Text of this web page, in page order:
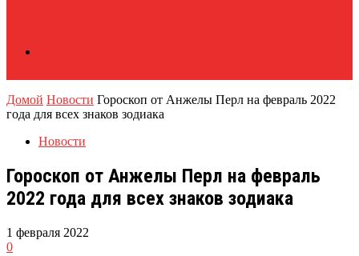
Домой Новости Гороскоп от Анжелы Перл на февраль 2022
года для всех знаков зодиака
Новости
Гороскоп от Анжелы Перл на февраль
2022 года для всех знаков зодиака
1 февраля 2022
0